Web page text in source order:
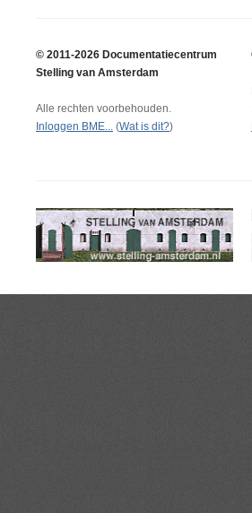
© 2011-2026 Documentatiecentrum
Stelling van Amsterdam
Alle rechten voorbehouden.
Inloggen BME... (Wat is dit?)